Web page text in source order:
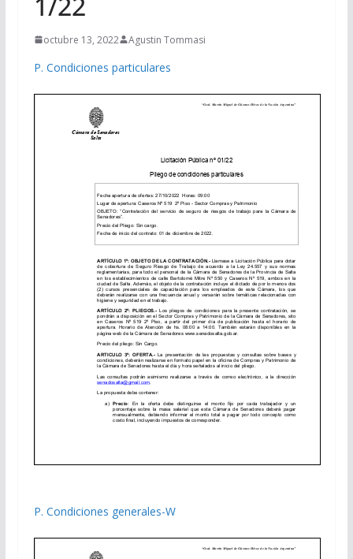
octubre 13, 2022 Agustin Tommasi
P. Condiciones particulares
P. Condiciones generales-W